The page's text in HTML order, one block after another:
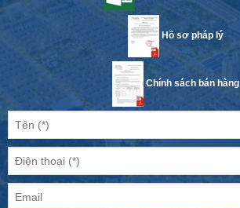
Hồ sơ pháp lý
Chính sách bán hàng